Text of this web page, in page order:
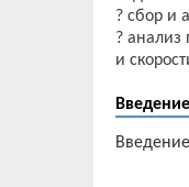
? сбор и
? анализ
Введение
Введение